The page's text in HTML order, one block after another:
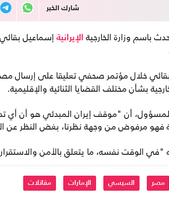
شارك الخبر
باسم وزارة الخارجية الإيرانية إسماعيل
خلال مؤتمر صحفي تعليقا على إرسال
بشأن مختلف القضايا الثنائية والإقليمية.
أن "موقف إيران المبدئي هو أن أي
فهو مرفوض من وجهة نظرنا، بغض النظر عن
"في الوقت نفسه، ما يتعلق بالأمن
مصر السيسي الإمارات مقاتلات